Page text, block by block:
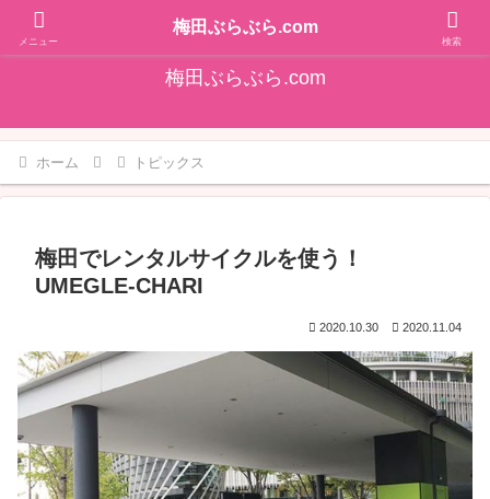
そうだ！梅田をぶらぶらしよ♪大阪梅田エリアの情報を発信しています!!
梅田ぶらぶら.com
ホーム トピックス
梅田でレンタルサイクルを使う！
UMEGLE-CHARI
2020.10.30 2020.11.04
メニュー
梅田ぶらぶら.com
検索